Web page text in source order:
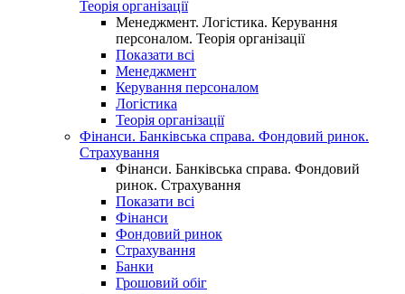
Теорія організації
Менеджмент. Логістика. Керування
персоналом. Теорія організації
Показати всі
Менеджмент
Керування персоналом
Логістика
Теорія організації
Фінанси. Банківська справа. Фондовий ринок.
Страхування
Фінанси. Банківська справа. Фондовий
ринок. Страхування
Показати всі
Фінанси
Фондовий ринок
Страхування
Банки
Грошовий обіг